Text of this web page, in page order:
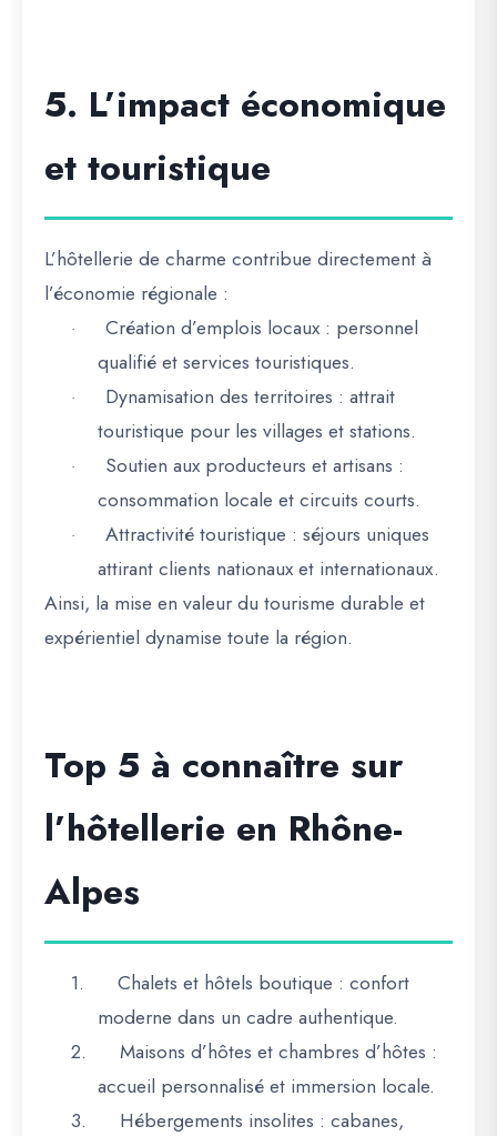
5. L’impact économique
et touristique
L’hôtellerie de charme contribue directement à
l’économie régionale :
· Création d’emplois locaux : personnel
qualifié et services touristiques.
· Dynamisation des territoires : attrait
touristique pour les villages et stations.
· Soutien aux producteurs et artisans :
consommation locale et circuits courts.
· Attractivité touristique : séjours uniques
attirant clients nationaux et internationaux.
Ainsi, la mise en valeur du tourisme durable et
expérientiel dynamise toute la région.
Top 5 à connaître sur
l’hôtellerie en Rhône-
Alpes
1. Chalets et hôtels boutique : confort
moderne dans un cadre authentique.
2.
Maisons d’hôtes et chambres d’hôtes :
accueil personnalisé et immersion locale.
3.
Hébergements insolites : cabanes,